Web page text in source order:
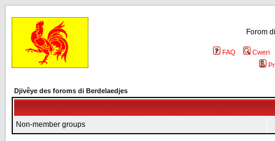
Forom
FAQ
Cweri
Djivêye des foroms di Berdelaedjes
Non-member groups